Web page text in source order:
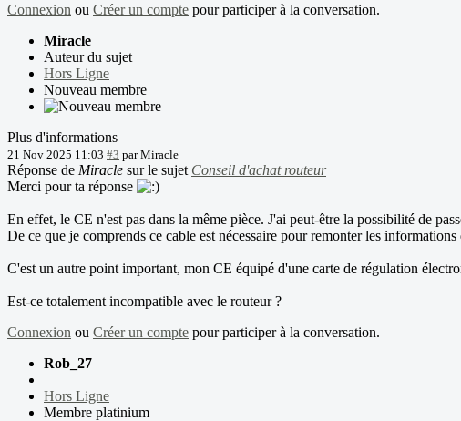
Connexion ou Créer un compte pour participer à la conversation.
Miracle
Auteur du sujet
Hors Ligne
Nouveau membre
Plus d'informations
21 Nov 2025 11:03 #3 parMiracle
Réponse de Miracle sur le sujet Conseil d'achat routeur
Merci pour ta réponse
En effet, le CE n'est pas dans la même pièce. J'ai peut-être la possibilité de
De ce que je comprends ce cable est nécessaire pour remonter les
C'est un autre point important, mon CE équipé d'une carte de régulation
Est-ce totalement incompatible avec le routeur ?
Connexion ou Créer un compte pour participer à la conversation.
Rob_27
Hors Ligne
Membre platinium